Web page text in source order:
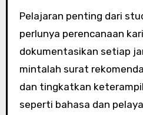
Pelajaran penting dari
perlunya perencanaan
dokumentasikan setiap
mintalah surat
dan tingkatkan
seperti bahasa dan